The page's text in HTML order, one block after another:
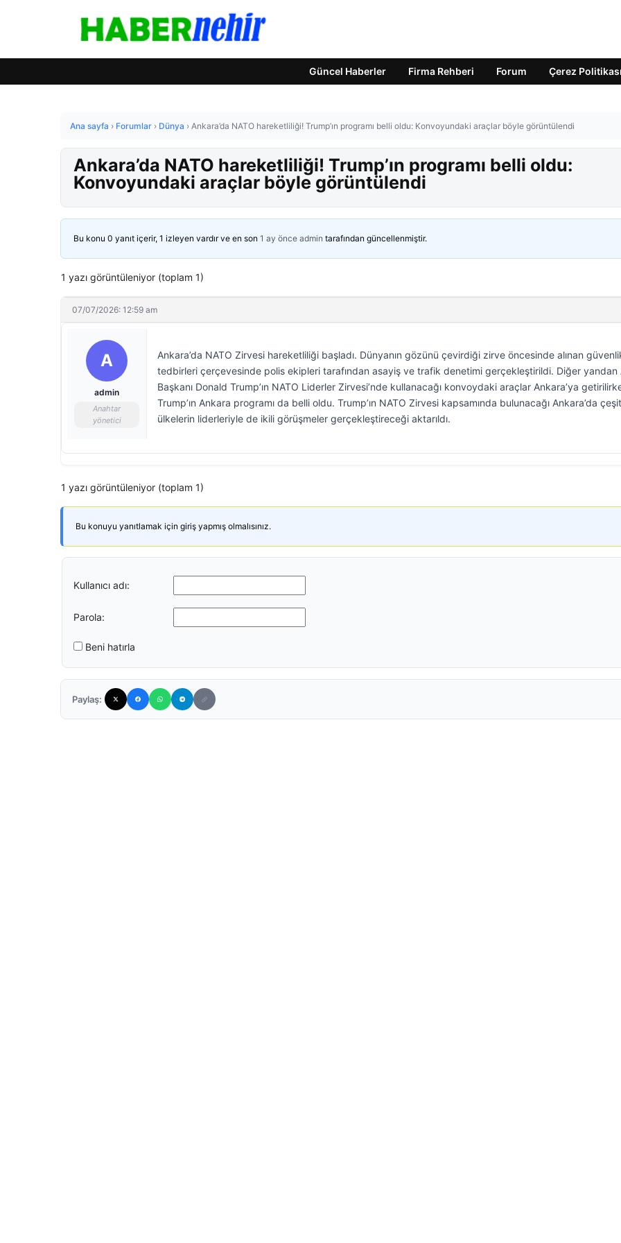
Güncel Haberler Firma Rehberi Forum Çerez Politikası
Ana sayfa › Forumlar › Dünya › Ankara’da NATO hareketliliği! Trump’ın programı belli oldu: Konvoyundaki araçlar böyle görüntülendi
Ankara’da NATO hareketliliği! Trump’ın programı belli oldu:
Konvoyundaki araçlar böyle görüntülendi
Bu konu 0 yanıt içerir, 1 izleyen vardır ve en son 1 ay önce admin tarafından güncellenmiştir.
1 yazı görüntüleniyor (toplam 1)
07/07/2026: 12:59 am
A
admin
Anahtar
yönetici
Ankara’da NATO Zirvesi hareketliliği başladı. Dünyanın gözünü çevirdiği zirve öncesinde alınan
tedbirleri çerçevesinde polis ekipleri tarafından asayiş ve trafik denetimi gerçekleştirildi. Diğer yandan
Başkanı Donald Trump’ın NATO Liderler Zirvesi’nde kullanacağı konvoydaki araçlar Ankara’ya
Trump’ın Ankara programı da belli oldu. Trump’ın NATO Zirvesi kapsamında bulunacağı Ankara’da
ülkelerin liderleriyle de ikili görüşmeler gerçekleştireceği aktarıldı.
1 yazı görüntüleniyor (toplam 1)
Bu konuyu yanıtlamak için giriş yapmış olmalısınız.
Kullanıcı adı:
Parola:
Beni hatırla
Paylaş: